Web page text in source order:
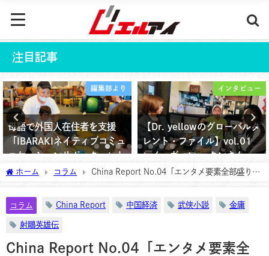
注目記事
インタビュー
【Dr. yellowのグローバルタ
レント・ファイル】vol.01
レイ・ヴァン・ タンさん
2025年9月5日
コラム
おかげ様で木蘭酒家は3周年
を迎えました!!
ホーム コラム
China Report No.04「エンタメ要素全部盛り！
コラム China Report 中国経済 武侠小説 金庸
射鵰英雄伝
China Report No.04「エンタメ要素全